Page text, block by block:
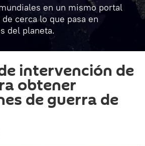
en un mismo portal
cerca lo que pasa en
del planeta.
intervención de
obtener
de guerra de